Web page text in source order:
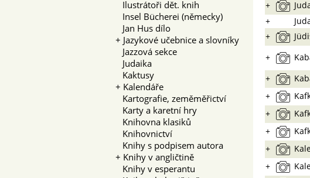
Ilustrátoři dět. knih
Insel Bücherei (německy)
Jan Hus dílo
+ Jazykové učebnice a slovníky
Jazzová sekce
Judaika
Kaktusy
+ Kalendáře
Kartografie, zeměměřictví
Karty a karetní hry
Knihovna klasiků
Knihovnictví
Knihy s podpisem autora
+ Knihy v angličtině
Knihy v esperantu
+
+
+
+
+
+
+
+
+
+